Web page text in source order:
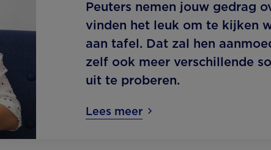
Peuters nemen jouw gedrag
vinden het leuk om te kijken
aan tafel. Dat zal hen
zelf ook meer verschillende
uit te proberen.
Lees meer